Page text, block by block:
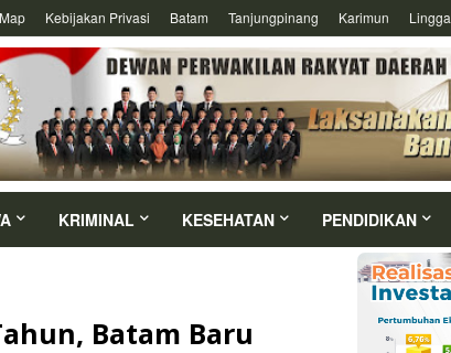
Kebijakan Privasi Batam Tanjungpinang Karimun Lingga
KRIMINAL KESEHATAN PENDIDIKAN
Batam Baru